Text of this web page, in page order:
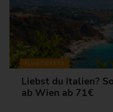
FLUGTICKETS
Liebst du Italien?
ab Wien ab 71€